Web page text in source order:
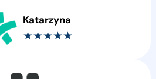
Katarzyna
★★★★★